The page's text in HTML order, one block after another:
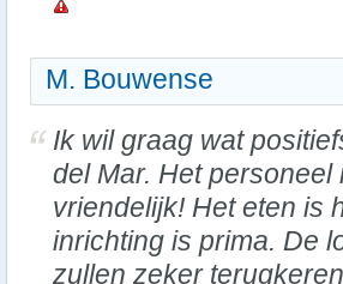
M. Bouwense
Ik wil graag wat
del Mar. Het personeel
vriendelijk! Het eten is
inrichting is prima. De
zullen zeker